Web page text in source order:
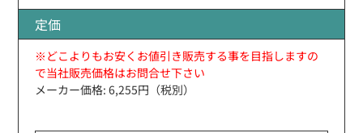
定価
※どこよりもお安くお値引き販売する事を目指しますの
で当社販売価格はお問合せ下さい
メーカー価格: 6,255円（税別）